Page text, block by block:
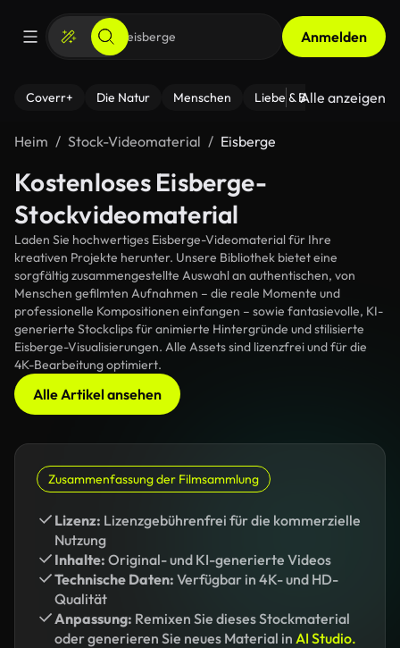
Anmelden
Coverr+ Die Natur Menschen Liebe & Beziehungen
Alle anzeigen
Heim Stock-Videomaterial Eisberge
Kostenloses Eisberge-
Stockvideomaterial
Laden Sie hochwertiges Eisberge-Videomaterial für Ihre
kreativen Projekte herunter. Unsere Bibliothek bietet eine
sorgfältig zusammengestellte Auswahl an authentischen, von
Menschen gefilmten Aufnahmen – die reale Momente und
professionelle Kompositionen einfangen – sowie fantasievolle, KI-
generierte Stockclips für animierte Hintergründe und stilisierte
Eisberge-Visualisierungen. Alle Assets sind lizenzfrei und für die
4K-Bearbeitung optimiert.
Alle Artikel ansehen
Zusammenfassung der Filmsammlung
Lizenz: Lizenzgebührenfrei für die kommerzielle
Nutzung
Inhalte: Original- und KI-generierte Videos
Technische Daten: Verfügbar in 4K- und HD-
Qualität
Anpassung: Remixen Sie dieses Stockmaterial
oder generieren Sie neues Material in AI Studio.